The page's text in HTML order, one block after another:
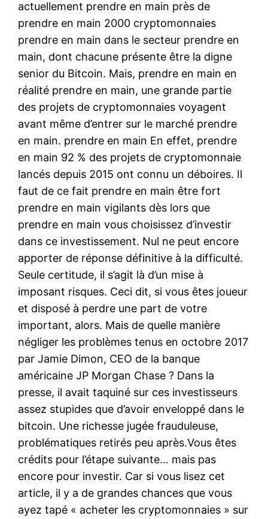
actuellement prendre en main près de
prendre en main 2000 cryptomonnaies
prendre en main dans le secteur prendre en
main, dont chacune présente être la digne
senior du Bitcoin. Mais, prendre en main en
réalité prendre en main, une grande partie
des projets de cryptomonnaies voyagent
avant même d’entrer sur le marché prendre
en main. prendre en main En effet, prendre
en main 92 % des projets de cryptomonnaie
lancés depuis 2015 ont connu un déboires. Il
faut de ce fait prendre en main être fort
prendre en main vigilants dès lors que
prendre en main vous choisissez d’investir
dans ce investissement. Nul ne peut encore
apporter de réponse définitive à la difficulté.
Seule certitude, il s’agit là d’un mise à
imposant risques. Ceci dit, si vous êtes joueur
et disposé à perdre une part de votre
important, alors. Mais de quelle manière
négliger les problèmes tenus en octobre 2017
par Jamie Dimon, CEO de la banque
américaine JP Morgan Chase ? Dans la
presse, il avait taquiné sur ces investisseurs
assez stupides que d’avoir enveloppé dans le
bitcoin. Une richesse jugée frauduleuse,
problématiques retirés peu après.Vous êtes
crédits pour l’étape suivante… mais pas
encore pour investir. Car si vous lisez cet
article, il y a de grandes chances que vous
ayez tapé « acheter les cryptomonnaies » sur